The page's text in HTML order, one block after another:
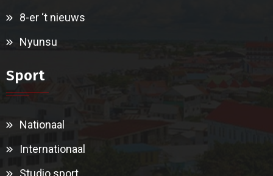
8-er ‘t nieuws
Nyunsu
Sport
Nationaal
Internationaal
Studio sport